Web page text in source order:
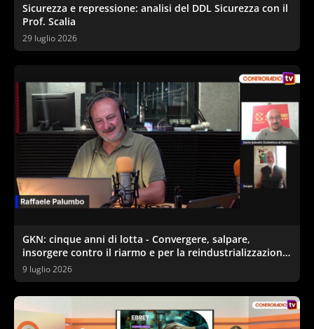
Sicurezza e repressione: analisi del DDL Sicurezza con il
Prof. Scalia
29 luglio 2026
GKN: cinque anni di lotta - Convergere, salpare,
insorgere contro il riarmo e per la reindustrializzazione
ecologica
9 luglio 2026